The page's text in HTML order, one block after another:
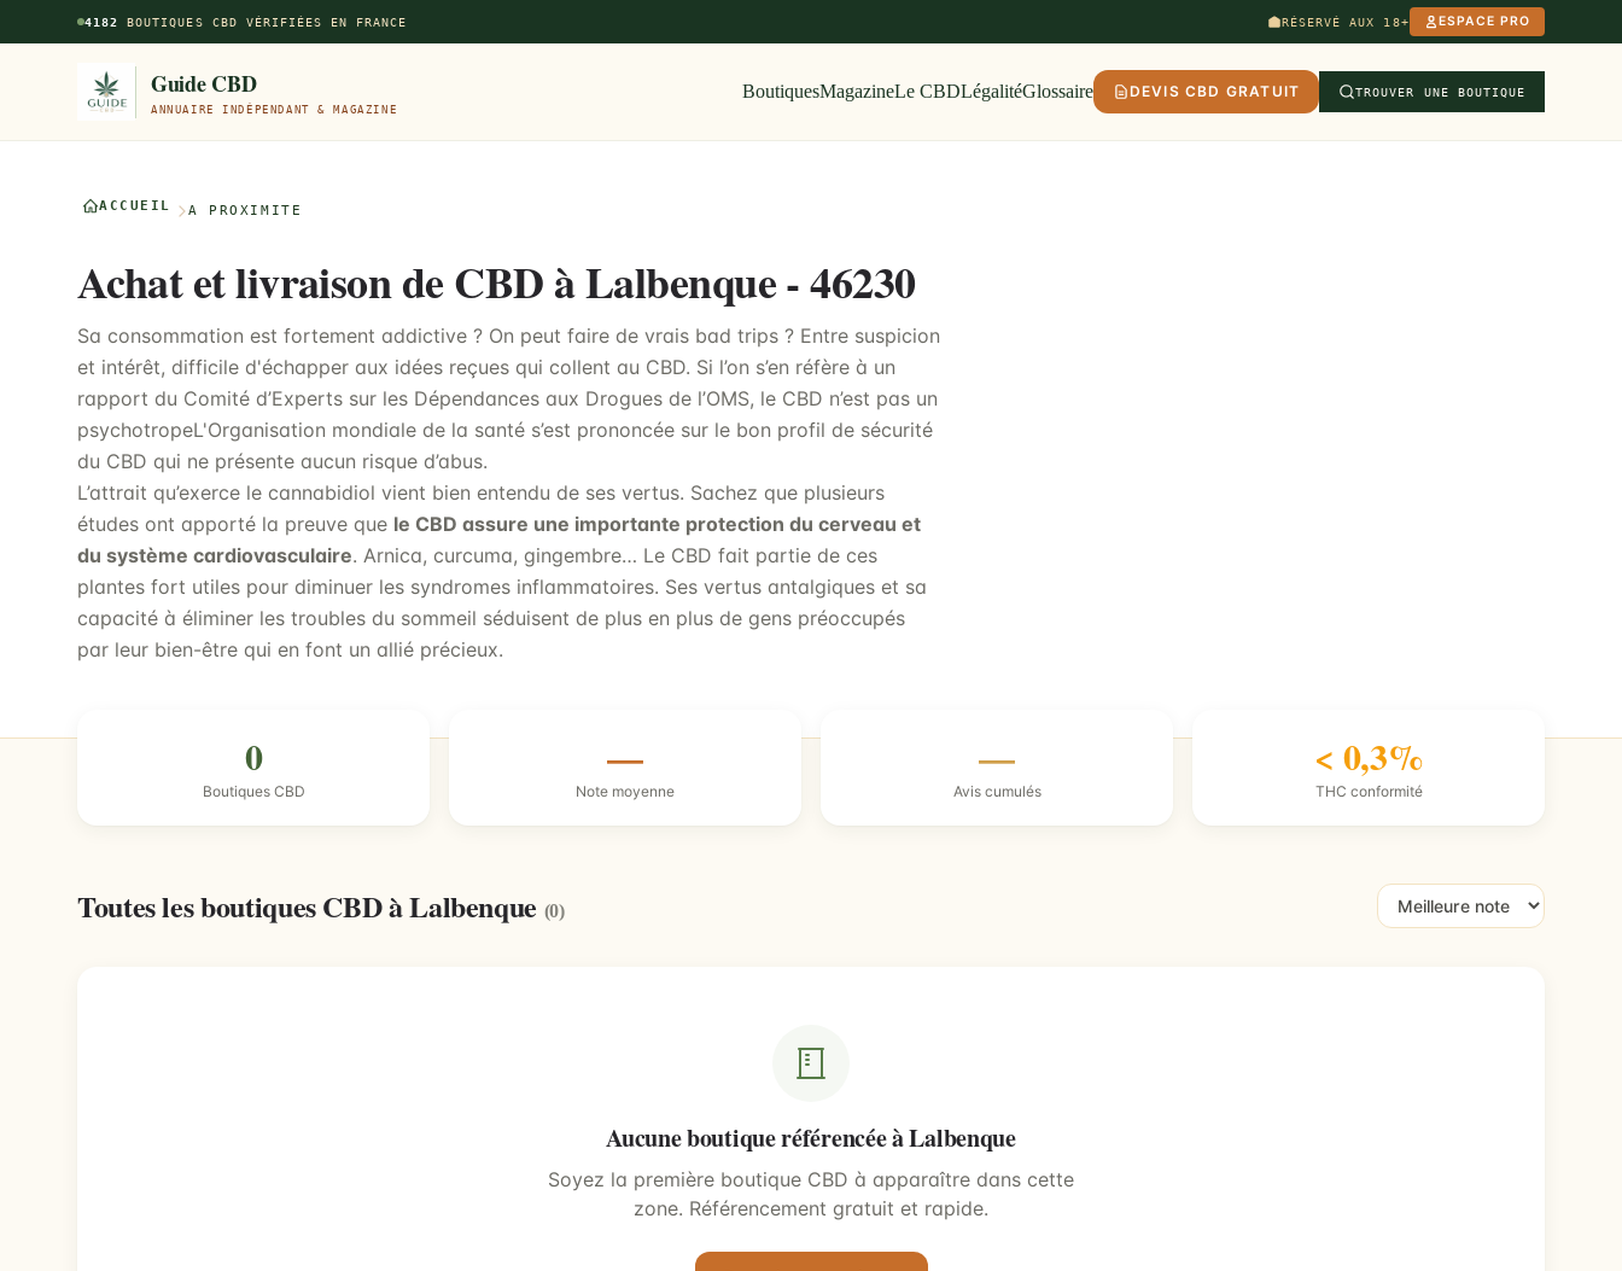
Aller au contenu principal
4182 BOUTIQUES CBD VÉRIFIÉES EN FRANCE RÉSERVÉ AUX 18+ ESPACE PRO
Guide CBD
ANNUAIRE INDÉPENDANT & MAGAZINE
BoutiquesMagazineLe CBDLégalitéGlossaire DEVIS CBD GRATUIT TROUVER UNE BOUTIQUE
ACCUEIL À PROXIMITÉ
Achat et livraison de CBD à Lalbenque - 46230
Sa consommation est fortement addictive ? On peut faire de vrais bad trips ? Entre suspicion
et intérêt, difficile d'échapper aux idées reçues qui collent au CBD. Si l’on s’en réfère à un
rapport du Comité d’Experts sur les Dépendances aux Drogues de l’OMS, le CBD n’est pas un
psychotropeL'Organisation mondiale de la santé s’est prononcée sur le bon profil de sécurité
du CBD qui ne présente aucun risque d’abus.
L’attrait qu’exerce le cannabidiol vient bien entendu de ses vertus. Sachez que plusieurs
études ont apporté la preuve que le CBD assure une importante protection du cerveau et
du système cardiovasculaire. Arnica, curcuma, gingembre… Le CBD fait partie de ces
plantes fort utiles pour diminuer les syndromes inflammatoires. Ses vertus antalgiques et sa
capacité à éliminer les troubles du sommeil séduisent de plus en plus de gens préoccupés
par leur bien-être qui en font un allié précieux.
0
Boutiques CBD
—
Note moyenne
—
Avis cumulés
< 0,3%
THC conformité
Toutes les boutiques CBD à Lalbenque (0)
Aucune boutique référencée à Lalbenque
Soyez la première boutique CBD à apparaître dans cette
zone. Référencement gratuit et rapide.